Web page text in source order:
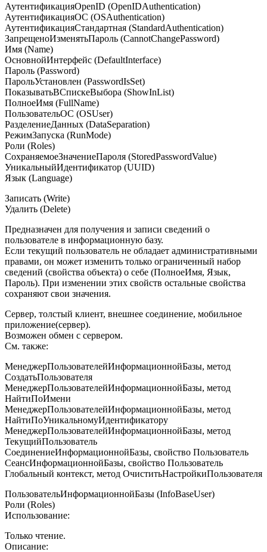
АутентификацияOpenID (OpenIDAuthentication)
АутентификацияОС (OSAuthentication)
АутентификацияСтандартная (StandardAuthentication)
ЗапрещеноИзменятьПароль (CannotChangePassword)
Имя (Name)
ОсновнойИнтерфейс (DefaultInterface)
Пароль (Password)
ПарольУстановлен (PasswordIsSet)
ПоказыватьВСпискеВыбора (ShowInList)
ПолноеИмя (FullName)
ПользовательОС (OSUser)
РазделениеДанных (DataSeparation)
РежимЗапуска (RunMode)
Роли (Roles)
СохраняемоеЗначениеПароля (StoredPasswordValue)
УникальныйИдентификатор (UUID)
Язык (Language)
Записать (Write)
Удалить (Delete)
Предназначен для получения и записи сведений о
пользователе в информационную базу.
Если текущий пользователь не обладает административными
правами, он может изменить только ограниченный набор
сведений (свойства объекта) о себе (ПолноеИмя, Язык,
Пароль). При изменении этих свойств остальные свойства
сохраняют свои значения.
Сервер, толстый клиент, внешнее соединение, мобильное
приложение(сервер).
Возможен обмен с сервером.
См. также:
МенеджерПользователейИнформационнойБазы, метод
СоздатьПользователя
МенеджерПользователейИнформационнойБазы, метод
НайтиПоИмени
МенеджерПользователейИнформационнойБазы, метод
НайтиПоУникальномуИдентификатору
МенеджерПользователейИнформационнойБазы, метод
ТекущийПользователь
СоединениеИнформационнойБазы, свойство Пользователь
СеансИнформационнойБазы, свойство Пользователь
Глобальный контекст, метод ОчиститьНастройкиПользователя
ПользовательИнформационнойБазы (InfoBaseUser)
Роли (Roles)
Использование:
Только чтение.
Описание: